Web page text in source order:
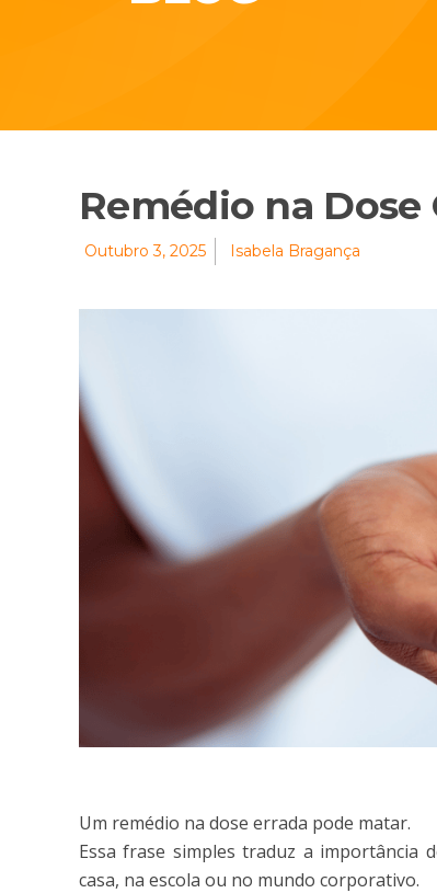
Remédio na Dose
Outubro 3, 2025 Isabela Bragança
Um remédio na dose errada pode matar.
Essa frase simples traduz a importância
casa, na escola ou no mundo corporativo.